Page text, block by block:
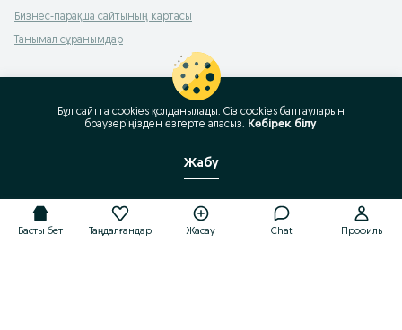
Бизнес-парақша сайтының картасы
Танымал сұранымдар
Басты бет Таңдалғандар Жасау Chat Профиль
Бұл сайтта cookies қолданылады. Сіз cookies баптауларын
браузеріңізден өзгерте аласыз. Көбірек білу
Жабу